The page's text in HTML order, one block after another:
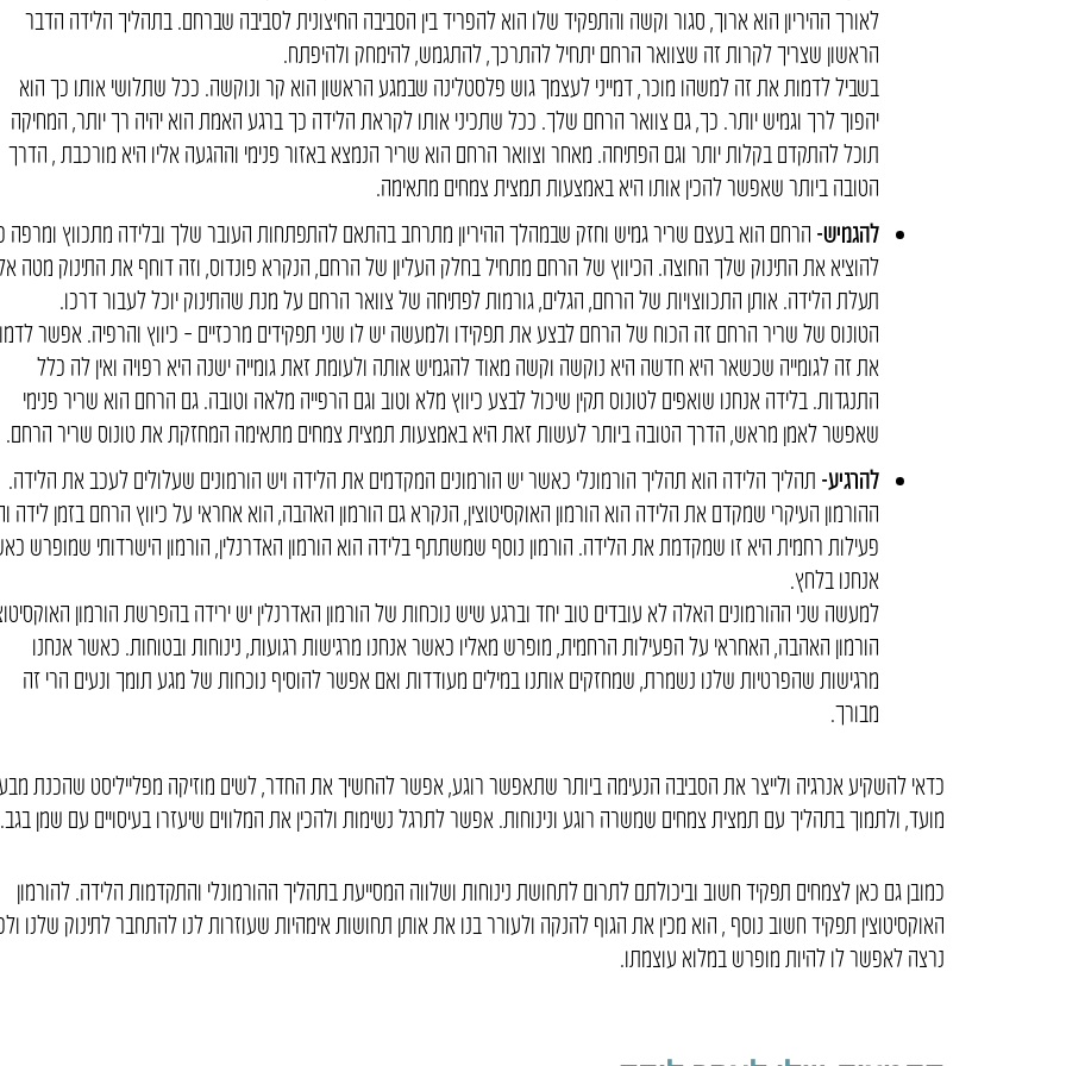
לאורך ההיריון הוא ארוך, סגור וקשה והתפקיד שלו הוא להפריד בין הסביבה החיצונית לסביבה שברחם. בתהליך הלידה הדבר
הראשון שצריך לקרות זה שצוואר הרחם יתחיל להתרכך, להתגמש, להימחק ולהיפתח.
בשביל לדמות את זה למשהו מוכר, דמייני לעצמך גוש פלסטלינה שבמגע הראשון הוא קר ונוקשה. ככל שתלושי אותו כך הוא
יהפוך לרך וגמיש יותר. כך, גם צוואר הרחם שלך. ככל שתכיני אותו לקראת הלידה כך ברגע האמת הוא יהיה רך יותר, המחיקה
תוכל להתקדם בקלות יותר וגם הפתיחה. מאחר וצוואר הרחם הוא שריר הנמצא באזור פנימי וההגעה אליו היא מורכבת , הדרך
הטובה ביותר שאפשר להכין אותו היא באמצעות תמצית צמחים מתאימה.
להגמיש- הרחם הוא בעצם שריר גמיש וחזק שבמהלך ההיריון מתרחב בהתאם להתפתחות העובר שלך ובלידה מתכווץ ומרפה
להוציא את התינוק שלך החוצה. הכיווץ של הרחם מתחיל בחלק העליון של הרחם, הנקרא פונדוס, וזה דוחף את התינוק מטה
תעלת הלידה. אותן התכווצויות של הרחם, הגלים, גורמות לפתיחה של צוואר הרחם על מנת שהתינוק יוכל לעבור דרכו.
הטונוס של שריר הרחם זה הכוח של הרחם לבצע את תפקידו ולמעשה יש לו שני תפקידים מרכזיים – כיווץ והרפיה. אפשר
את זה לגומייה שכשאר היא חדשה היא נוקשה וקשה מאוד להגמיש אותה ולעומת זאת גומייה ישנה היא רפויה ואין לה כלל
התנגדות. בלידה אנחנו שואפים לטונוס תקין שיכול לבצע כיווץ מלא וטוב וגם הרפייה מלאה וטובה. גם הרחם הוא שריר פנימי
שאפשר לאמן מראש, הדרך הטובה ביותר לעשות זאת היא באמצעות תמצית צמחים מתאימה המחזקת את טונוס שריר הרחם.
להרגיע- תהליך הלידה הוא תהליך הורמונלי כאשר יש הורמונים המקדמים את הלידה ויש הורמונים שעלולים לעכב את הלידה.
ההורמון העיקרי שמקדם את הלידה הוא הורמון האוקסיטוצין, הנקרא גם הורמון האהבה, הוא אחראי על כיווץ הרחם בזמן לידה
פעילות רחמית היא זו שמקדמת את הלידה. הורמון נוסף שמשתתף בלידה הוא הורמון האדרנלין, הורמון הישרדותי שמופרש
אנחנו בלחץ.
למעשה שני ההורמונים האלה לא עובדים טוב יחד וברגע שיש נוכחות של הורמון האדרנלין יש ירידה בהפרשת הורמון
הורמון האהבה, האחראי על הפעילות הרחמית, מופרש מאליו כאשר אנחנו מרגישות רגועות, נינוחות ובטוחות. כאשר אנחנו
מרגישות שהפרטיות שלנו נשמרת, שמחזקים אותנו במילים מעודדות ואם אפשר להוסיף נוכחות של מגע תומך ונעים הרי זה
מבורך.
כדאי להשקיע אנרגיה ולייצר את הסביבה הנעימה ביותר שתאפשר רוגע, אפשר להחשיך את החדר, לשים מוזיקה מפלייליסט שהכנת
מועד, ולתמוך בתהליך עם תמצית צמחים שמשרה רוגע ונינוחות. אפשר לתרגל נשימות ולהכין את המלווים שיעזרו בעיסויים עם שמן בגב.
כמובן גם כאן לצמחים תפקיד חשוב וביכולתם לתרום לתחושת נינוחות ושלווה המסייעת בתהליך ההורמונלי והתקדמות הלידה. להורמון
האוקסיטוצין תפקיד חשוב נוסף , הוא מכין את הגוף להנקה ולעורר בנו את אותן תחושות אימהיות שעוזרות לנו להתחבר לתינוק שלנו
נרצה לאפשר לו להיות מופרש במלוא עוצמתו.